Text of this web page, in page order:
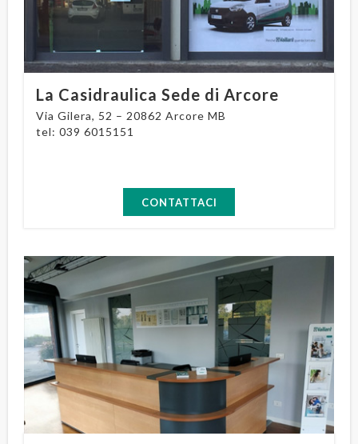
La Casidraulica Sede di Arcore
Via Gilera, 52 – 20862 Arcore MB
tel: 039 6015151
CONTATTACI